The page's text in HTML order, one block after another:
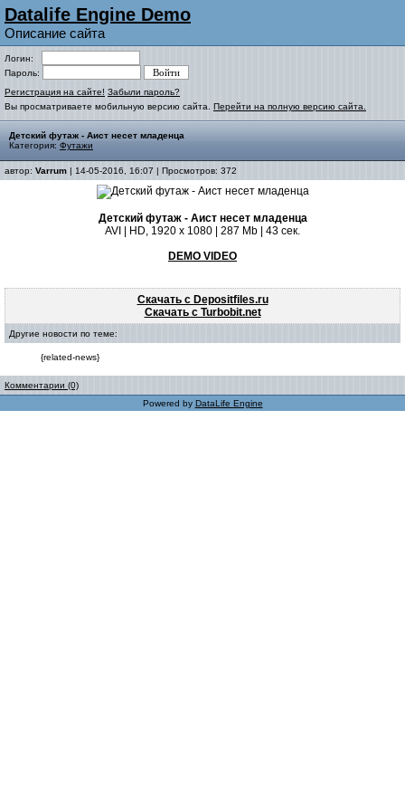
Datalife Engine Demo
Описание сайта
Логин:
Пароль:
Регистрация на сайте! Забыли пароль?
Вы просматриваете мобильную версию сайта. Перейти на полную версию сайта.
Детский футаж - Аист несет младенца
Категория: Футажи
автор: Varrum | 14-05-2016, 16:07 | Просмотров: 372
Детский футаж - Аист несет младенца
AVI | HD, 1920 x 1080 | 287 Mb | 43 сек.
DEMO VIDEO
Скачать с Depositfiles.ru
Скачать с Turbobit.net
Другие новости по теме:
{related-news}
Комментарии (0)
Powered by DataLife Engine